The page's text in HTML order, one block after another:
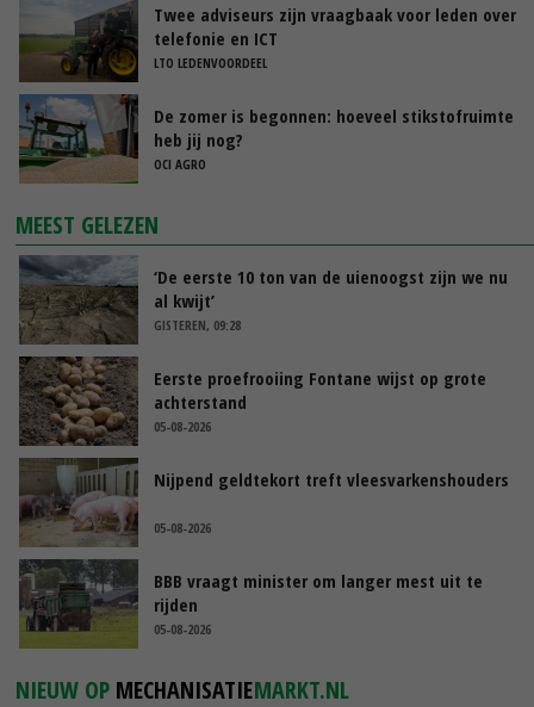
Twee adviseurs zijn vraagbaak voor leden over
telefonie en ICT
LTO LEDENVOORDEEL
De zomer is begonnen: hoeveel stikstofruimte
heb jij nog?
OCI AGRO
MEEST GELEZEN
‘De eerste 10 ton van de uienoogst zijn we nu
al kwijt’
GISTEREN, 09:28
Eerste proefrooiing Fontane wijst op grote
achterstand
05-08-2026
Nijpend geldtekort treft vleesvarkenshouders
05-08-2026
BBB vraagt minister om langer mest uit te
rijden
05-08-2026
NIEUW OP MECHANISATIEMARKT.NL